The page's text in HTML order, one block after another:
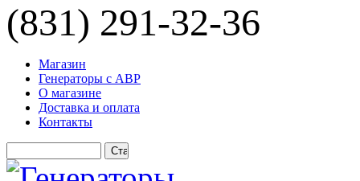
(831) 291-32-36
Магазин
Генераторы с АВР
О магазине
Доставка и оплата
Контакты